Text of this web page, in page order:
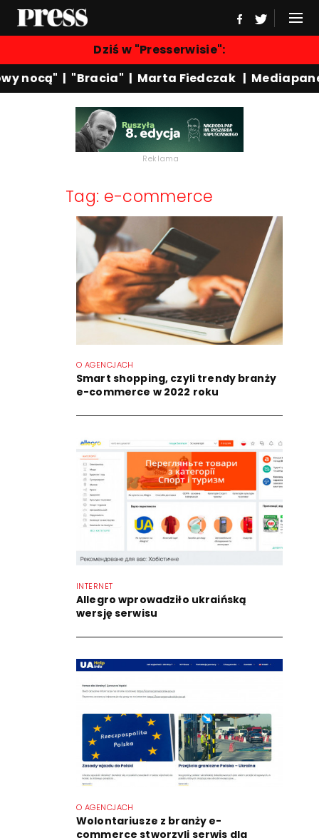
Dziś w "Presserwisie":
nocą" "Bracia"| Marta Fiedczak
Reklama
Tag: e-commerce
O AGENCJACH
Smart shopping, czyli trendy branży
e-commerce w 2022 roku
INTERNET
Allegro wprowadziło ukraińską
wersję serwisu
O AGENCJACH
Wolontariusze z branży e-
commerce stworzyli serwis dla